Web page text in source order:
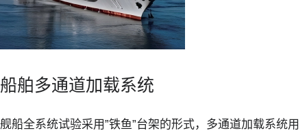
船舶多通道加载系统
舰船全系统试验采用”铁鱼”台架的形式，多通道加载系统用